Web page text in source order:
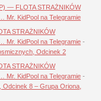
— FLOTA STRAŻNIKÓW
Mr. KidPool na Telegramie
STRAŻNIKÓW
Mr. KidPool na Telegramie -
Odcinek 2
STRAŻNIKÓW
Mr. KidPool na Telegramie -
8 – Grupa Oriona,